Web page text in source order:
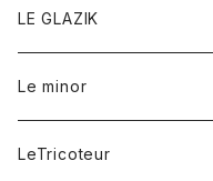
マフラー
リング
ショートパンツ
アウター
カーディガン
ショートパンツ
オーバーオール
シャツ
ワンピース
ワンピース
スウェット
アウター
Tシャツ
LE GLAZIK
レディース
コート
Le minor
ボトム
LeTricoteur